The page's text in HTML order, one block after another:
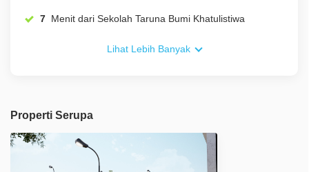
7 Menit dari Sekolah Taruna Bumi Khatulistiwa
Lihat Lebih Banyak
Properti Serupa